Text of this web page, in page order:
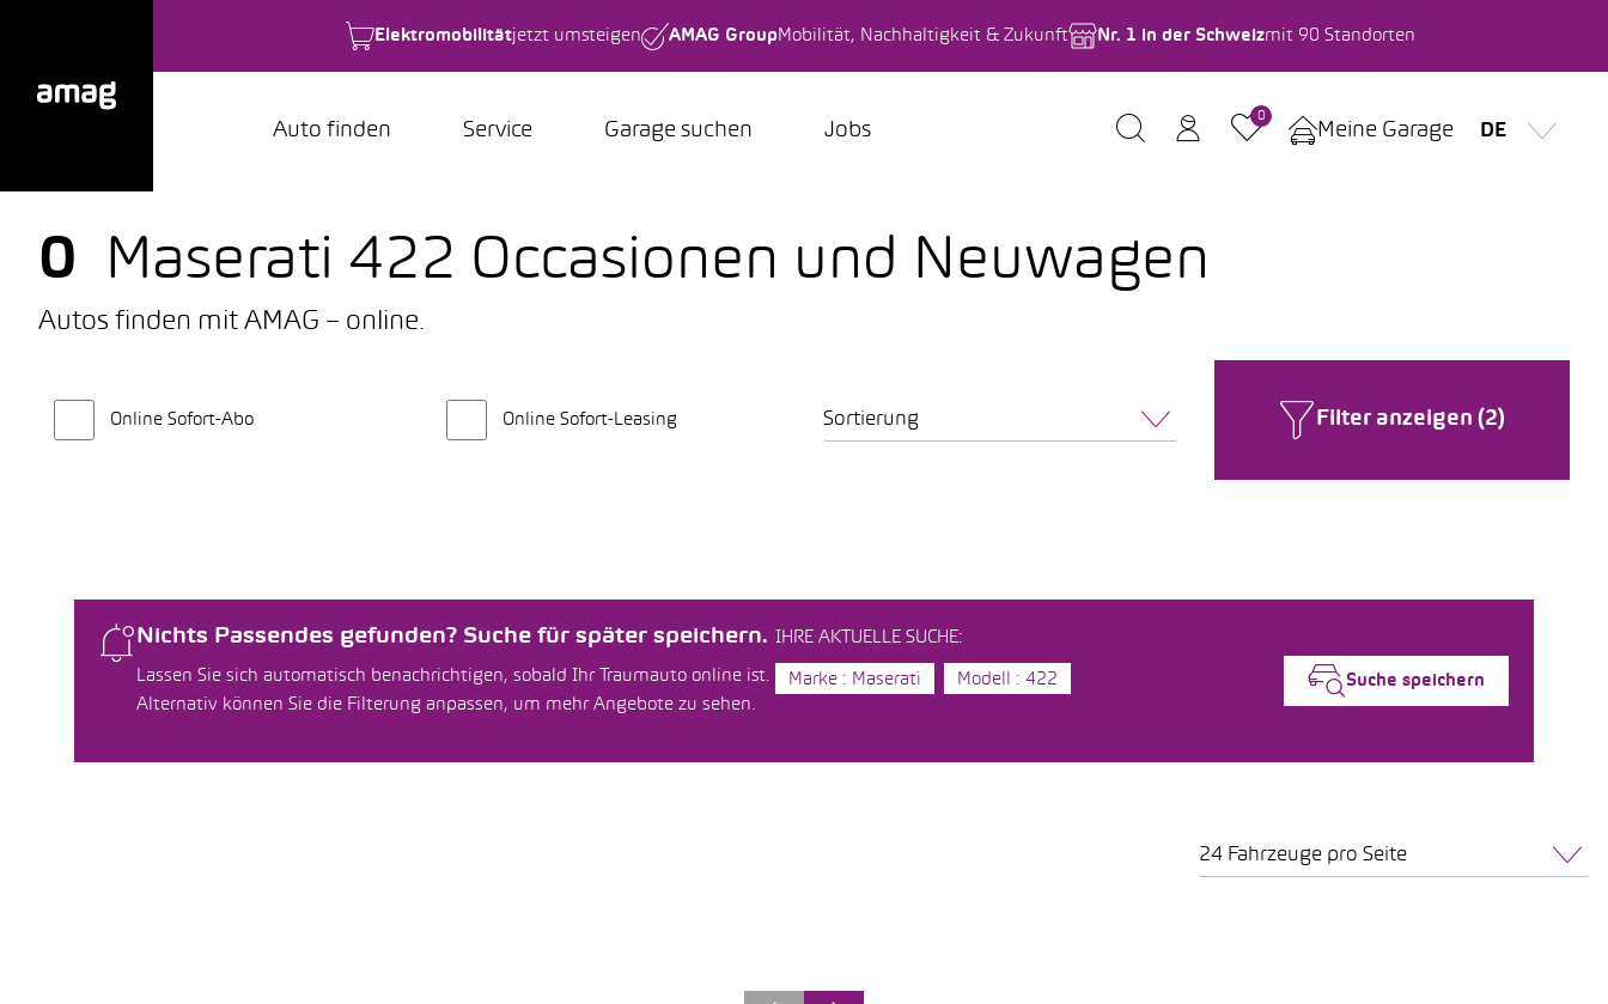
Elektromobilitätjetzt umsteigen AMAG Group Mobilität, Nachhaltigkeit & Zukunft Nr. 1 in der Schweizmit 90 Standorten
Auto finden Service Garage suchen Jobs
0
Meine Garage DE
0 Maserati 422 Occasionen und Neuwagen
Autos finden mit AMAG – online.
Online Sofort-Abo Online Sofort-Leasing Sortierung Filter anzeigen (2)
Nichts Passendes gefunden? Suche für später speichern.
Lassen Sie sich automatisch benachrichtigen, sobald Ihr Traumauto online ist.
Alternativ können Sie die Filterung anpassen, um mehr Angebote zu sehen.
IHRE AKTUELLE SUCHE:
Marke : Maserati Modell : 422 Suche speichern
24 Fahrzeuge pro Seite